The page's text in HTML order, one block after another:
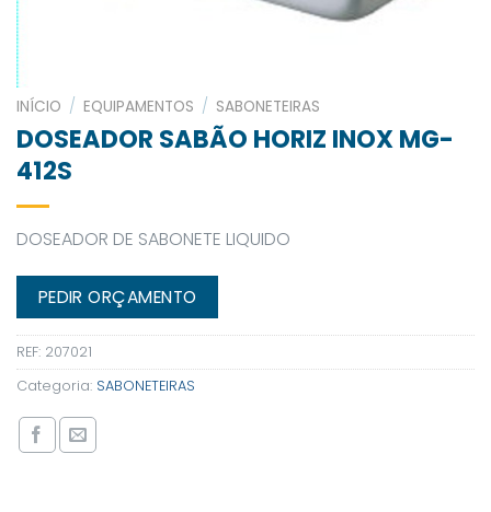
INÍCIO / EQUIPAMENTOS / SABONETEIRAS
DOSEADOR SABÃO HORIZ INOX MG-
412S
DOSEADOR DE SABONETE LIQUIDO
PEDIR ORÇAMENTO
REF: 207021
Categoria: SABONETEIRAS